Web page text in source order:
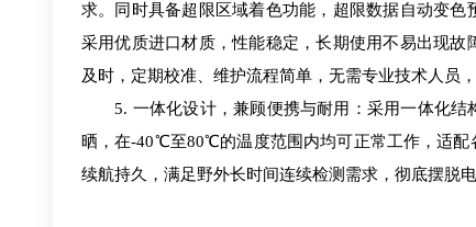
求。同时具备超限区域着色功能，超限数据自动变
采用优质进口材质，性能稳定，长期使用不易出现
及时，定期校准、维护流程简单，无需专业技术人员
5. 一体化设计，兼顾便携与耐用：采用一体化结
晒，在-40℃至80℃的温度范围内均可正常工作，适配
续航持久，满足野外长时间连续检测需求，彻底摆脱